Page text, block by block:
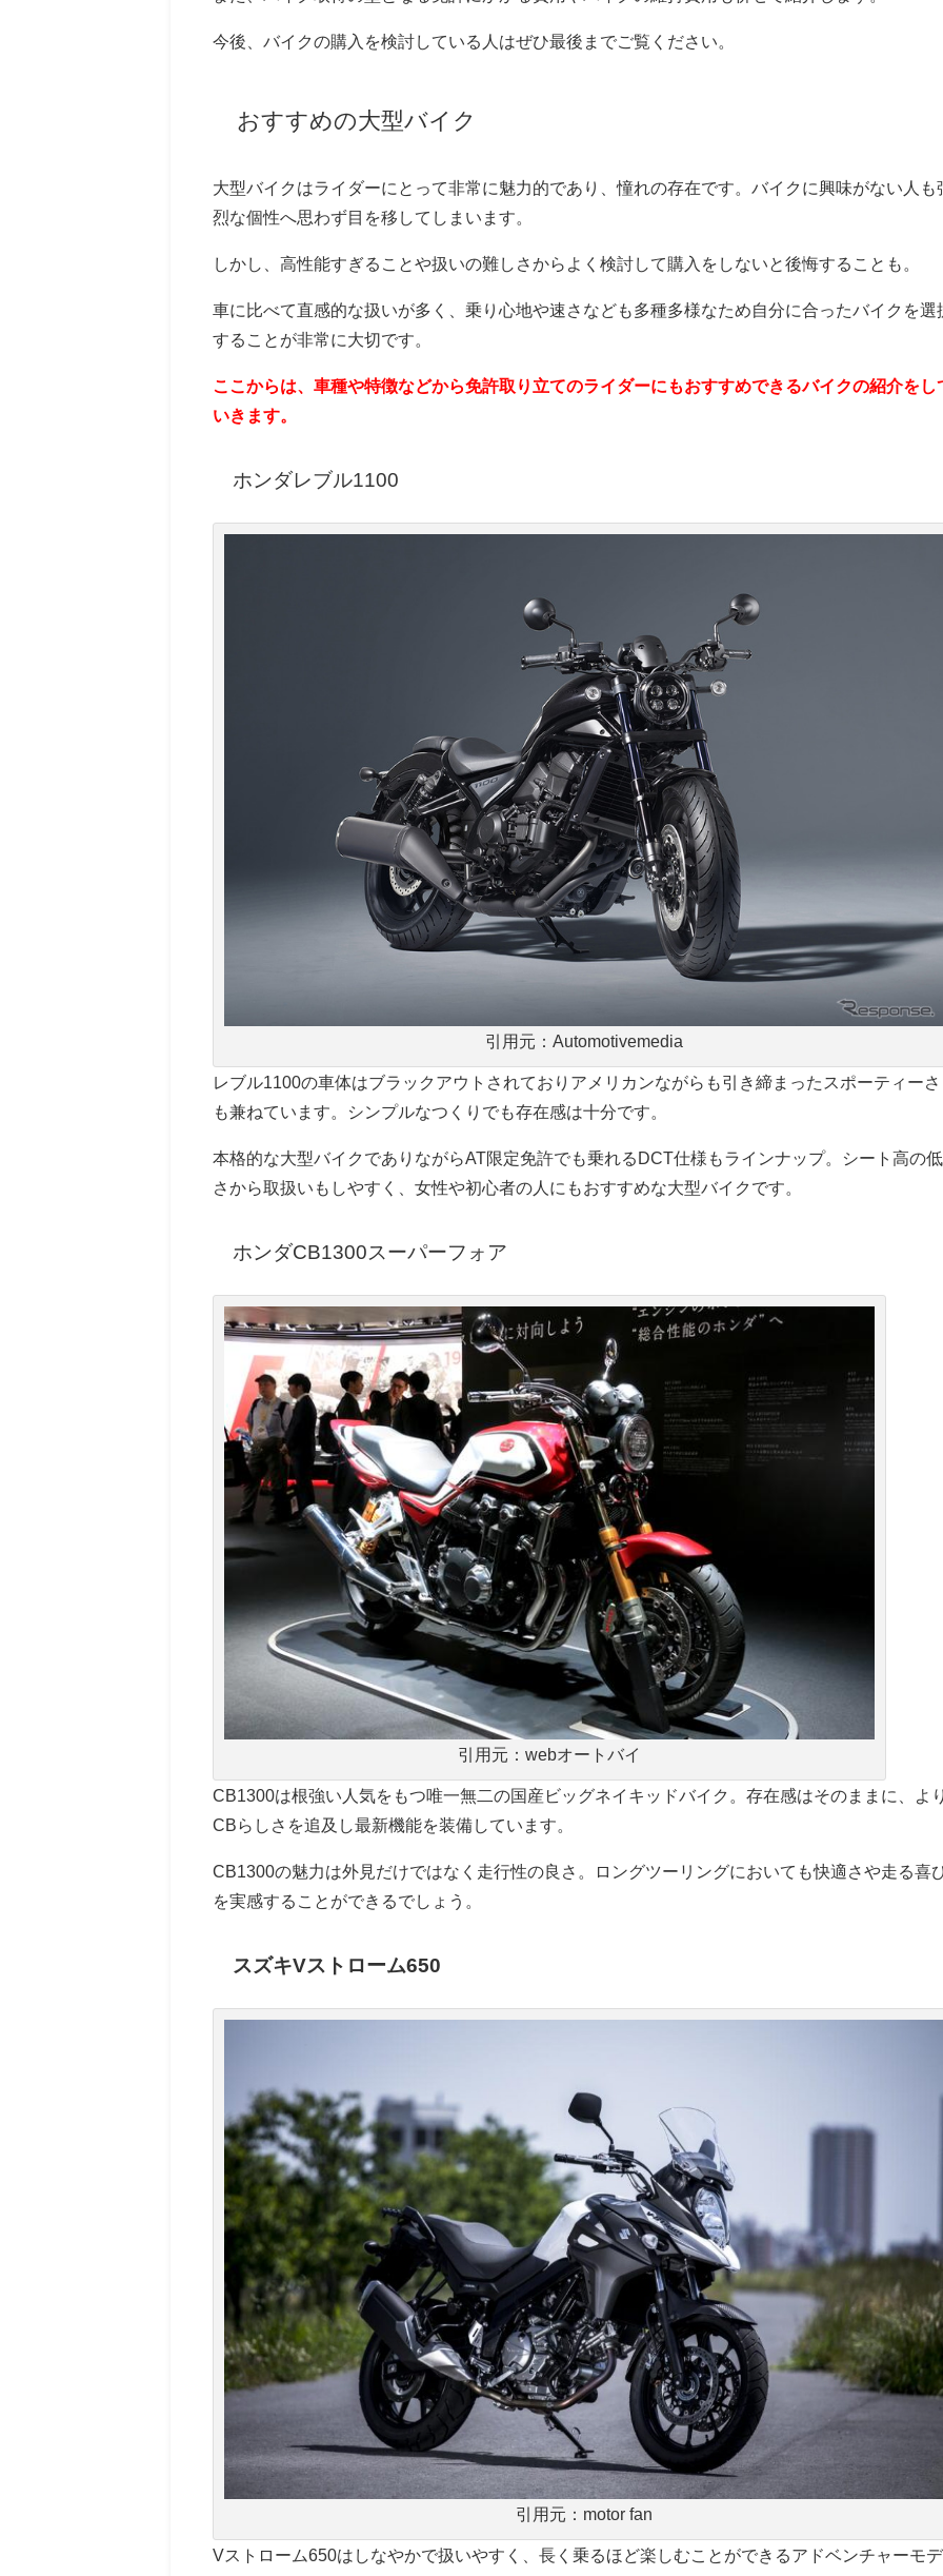
今後、バイクの購入を検討している人はぜひ最後までご覧ください。
おすすめの大型バイク
大型バイクはライダーにとって非常に魅力的であり、憧れの存在です。バイクに興味がない人も
烈な個性へ思わず目を移してしまいます。
しかし、高性能すぎることや扱いの難しさからよく検討して購入をしないと後悔することも。
車に比べて直感的な扱いが多く、乗り心地や速さなども多種多様なため自分に合ったバイクを選
することが非常に大切です。
ここからは、車種や特徴などから免許取り立てのライダーにもおすすめできるバイクの紹介をし
いきます。
ホンダレブル1100
引用元：Automotivemedia
レブル1100の車体はブラックアウトされておりアメリカンながらも引き締まったスポーティーさ
も兼ねています。シンプルなつくりでも存在感は十分です。
本格的な大型バイクでありながらAT限定免許でも乗れるDCT仕様もラインナップ。シート高の低
さから取扱いもしやすく、女性や初心者の人にもおすすめな大型バイクです。
ホンダCB1300スーパーフォア
引用元：webオートバイ
CB1300は根強い人気をもつ唯一無二の国産ビッグネイキッドバイク。存在感はそのままに、よ
CBらしさを追及し最新機能を装備しています。
CB1300の魅力は外見だけではなく走行性の良さ。ロングツーリングにおいても快適さや走る喜
を実感することができるでしょう。
スズキVストローム650
引用元：motor fan
Vストローム650はしなやかで扱いやすく、長く乗るほど楽しむことができるアドベンチャーモデ